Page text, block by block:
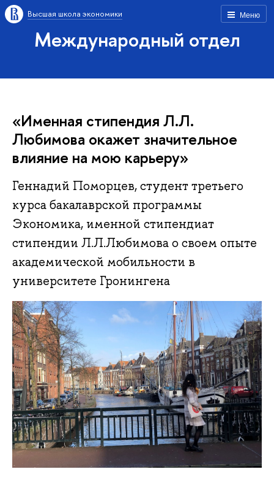
Меню
Высшая школа экономики
Международный отдел
«Именная стипендия Л.Л.
Любимова окажет значительное
влияние на мою карьеру»
Геннадий Поморцев, студент третьего
курса бакалаврской программы
Экономика, именной стипендиат
стипендии Л.Л.Любимова о своем опыте
академической мобильности в
университете Гронингена